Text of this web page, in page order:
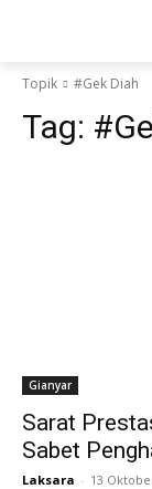
Topik #Gek Diah
Tag:
Gianyar
Sarat
Sabet
Laksara - 13